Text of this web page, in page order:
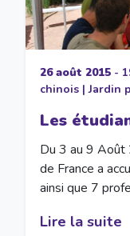
26 août 2015-
chinois|Jardin
Les
Du 3 au 9 Août
de France a
ainsi que 7
Lire la suite